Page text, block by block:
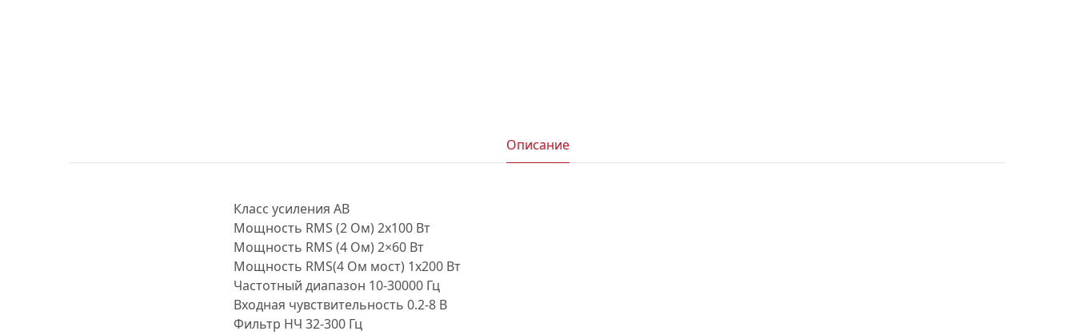
Описание
Класс усиления AB
Мощность RMS (2 Ом) 2х100 Вт
Мощность RMS (4 Ом) 2×60 Вт
Мощность RMS(4 Ом мост) 1х200 Вт
Частотный диапазон 10-30000 Гц
Входная чувствительность 0.2-8 В
Фильтр НЧ 32-300 Гц